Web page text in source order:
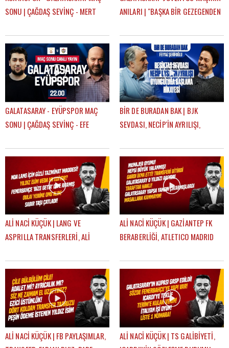
SONU | ÇAĞDAŞ SEVİNÇ - MERT
ANILARI | "BAŞKA BİR GEZEGENDEN
GEÇTİK"
GALATASARAY - EYÜPSPOR MAÇ
SONU | ÇAĞDAŞ SEVİNÇ - EFE
BİR DE BURADAN BAK | BJK
SEVDASI, NECİP'İN AYRILIŞI,
FEYYAZ ŞERİFOĞLU
ALİ NACİ KÜÇÜK | LANG VE
ASPRILLA TRANSFERLERİ, ALİ
GÜNDEM GALATASARAY
ALİ NACİ KÜÇÜK | GAZİANTEP FK
BERABERLİĞİ, ATLETICO MADRID
GALATASARAY
ALİ NACİ KÜÇÜK | FB PAYLAŞIMLAR,
ALİ NACİ KÜÇÜK | TS GALİBİYETİ,